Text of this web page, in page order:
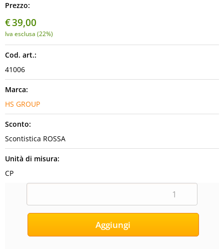
Prezzo:
€39,00
Iva esclusa (22%)
Cod. art.:
41006
Marca:
HS GROUP
Sconto:
Scontistica ROSSA
Unità di misura:
CP